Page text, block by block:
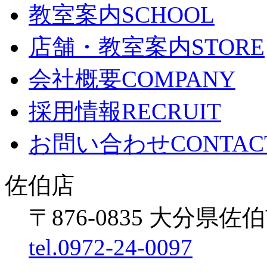
教室案内SCHOOL
店舗・教室案内STORE
会社概要COMPANY
採用情報RECRUIT
お問い合わせ
佐伯店
〒876-0835 大分県佐
tel.0972-24-0097